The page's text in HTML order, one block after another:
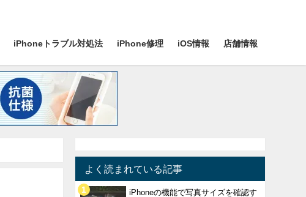
iPhoneトラブル対処法 iPhone修理 iOS情報 店舗情報
よく読まれている記事
iPhoneの機能で写真サイズを確認す